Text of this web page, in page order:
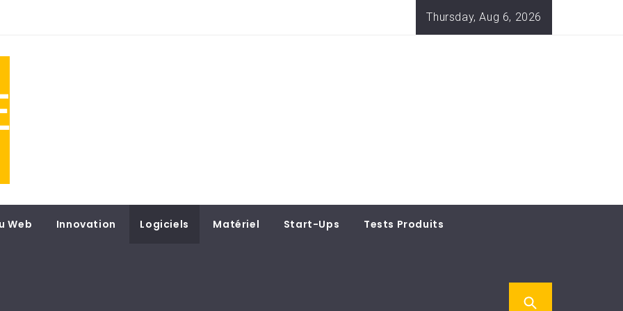
Thursday, Aug 6, 2026
Web Innovation Logiciels Matériel Start-Ups Tests Produits